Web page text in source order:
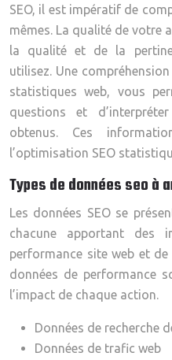
SEO, il est impératif de
mêmes. La qualité de votre
la qualité et de la
utilisez. Une
statistiques web, vous
questions et
obtenus. Ces
l’optimisation SEO
Types de données seo à
Les données SEO se
chacune apportant des
performance site web et
données de performance
l’impact de chaque action.
Données de recherche
Données de trafic web